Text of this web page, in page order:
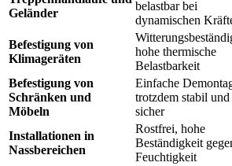
Geländer
belastbar bei
dynamischen
Befestigung von
Klimageräten
hohe thermische
Belastbarkeit
Befestigung von
Schränken und
Möbeln
Einfache
trotzdem stabil und
sicher
Installationen in
Nassbereichen
Rostfrei, hohe
Beständigkeit
Feuchtigkeit